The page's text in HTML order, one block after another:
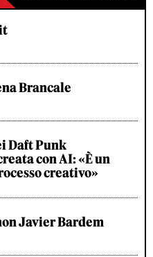
Brancale
Daft Punk
con AI: «È un
creativo»
Javier Bardem